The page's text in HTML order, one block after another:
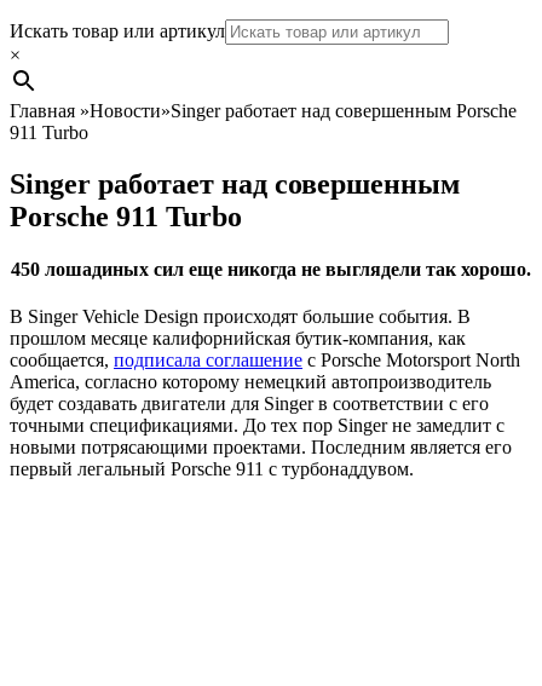
Search
Искать товар или артикул
×
Главная »Новости»Singer работает над совершенным Porsche
911 Turbo
Singer работает над совершенным
Porsche 911 Turbo
450 лошадиных сил еще никогда не выглядели так хорошо.
В Singer Vehicle Design происходят большие события. В
прошлом месяце калифорнийская бутик-компания, как
сообщается, подписала соглашение с Porsche Motorsport North
America, согласно которому немецкий автопроизводитель
будет создавать двигатели для Singer в соответствии с его
точными спецификациями. До тех пор Singer не замедлит с
новыми потрясающими проектами. Последним является его
первый легальный Porsche 911 с турбонаддувом.